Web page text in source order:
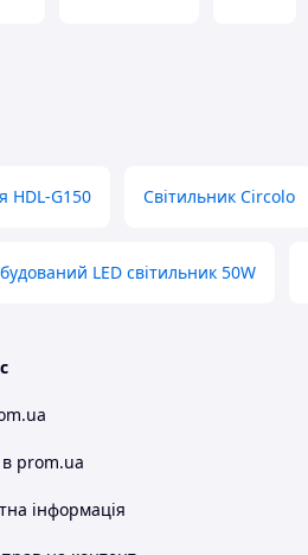
HDL-G150 Світильник Circolo
LED світильник 50W
в prom.ua
інформація